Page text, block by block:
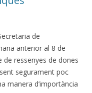
de
anterior al 8 de
de ressenyes de dones
segurament poc
manera d’importància